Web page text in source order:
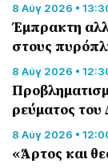
8 Αύγ 2026 •
Έμπρακτη
στους
8 Αύγ 2026 •
ρεύματος
8 Αύγ 2026 •
«Άρτος και